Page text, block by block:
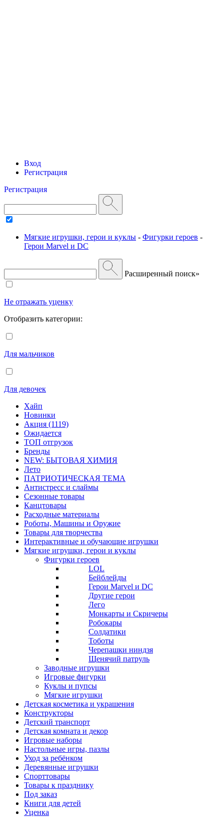
Вход
Регистрация
Регистрация
Мягкие игрушки, герои и куклы - Фигурки героев -
Герои Marvel и DC
Расширенный поиск»
Не отражать уценку
Отобразить категории:
Для мальчиков
Для девочек
Хайп
Новинки
Акция (1119)
Ожидается
ТОП отгрузок
Бренды
NEW: БЫТОВАЯ ХИМИЯ
Лето
ПАТРИОТИЧЕСКАЯ ТЕМА
Антистресс и слаймы
Сезонные товары
Канцтовары
Расходные материалы
Роботы, Машины и Оружие
Товары для творчества
Интерактивные и обучающие игрушки
Мягкие игрушки, герои и куклы
Фигурки героев
LOL
Бейблейды
Герои Marvel и DC
Другие герои
Лего
Монкарты и Скричеры
Робокары
Солдатики
Тоботы
Черепашки ниндзя
Щенячий патруль
Заводные игрушки
Игровые фигурки
Куклы и пупсы
Мягкие игрушки
Детская косметика и украшения
Конструкторы
Детский транспорт
Детская комната и декор
Игровые наборы
Настольные игры, пазлы
Уход за ребёнком
Деревянные игрушки
Спорттовары
Товары к празднику
Под заказ
Книги для детей
Уценка